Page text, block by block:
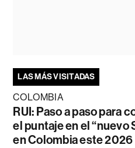
LAS MÁS VISITADAS
COLOMBIA
RUI: Paso a paso para
el puntaje en el “nuevo
en Colombia este 2026